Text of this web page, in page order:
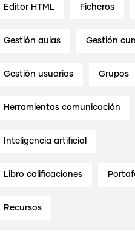
Editor HTML Ficheros
Gestión aulas Gestión
Gestión usuarios Grupos
Herramientas comunicación
Inteligencia artificial
Libro calificaciones
Recursos